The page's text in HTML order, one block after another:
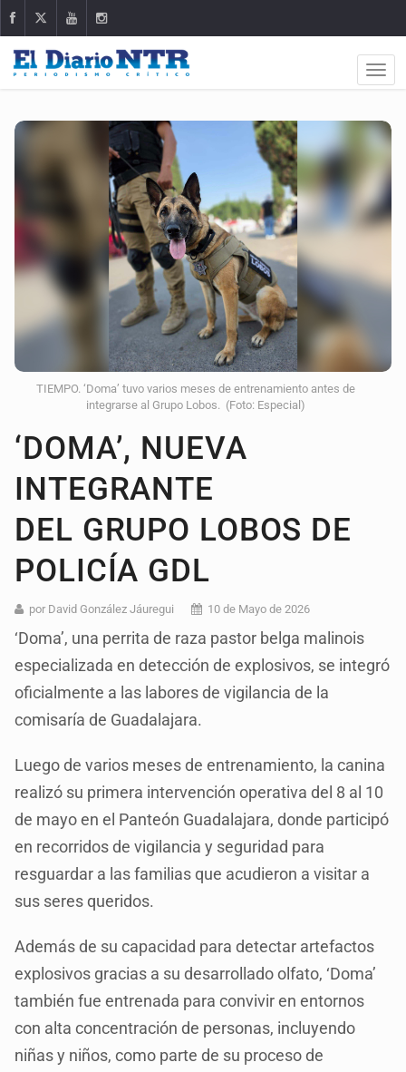
TIEMPO. ‘Doma’ tuvo varios meses de entrenamiento antes de
integrarse al Grupo Lobos. (Foto: Especial)
‘DOMA’, NUEVA
INTEGRANTE
DEL GRUPO LOBOS DE
POLICÍA GDL
por David González Jáuregui 10 de Mayo de 2026
‘Doma’, una perrita de raza pastor belga malinois
especializada en detección de explosivos, se integró
oficialmente a las labores de vigilancia de la
comisaría de Guadalajara.
Luego de varios meses de entrenamiento, la canina
realizó su primera intervención operativa del 8 al 10
de mayo en el Panteón Guadalajara, donde participó
en recorridos de vigilancia y seguridad para
resguardar a las familias que acudieron a visitar a
sus seres queridos.
Además de su capacidad para detectar artefactos
explosivos gracias a su desarrollado olfato, ‘Doma’
también fue entrenada para convivir en entornos
con alta concentración de personas, incluyendo
niñas y niños, como parte de su proceso de